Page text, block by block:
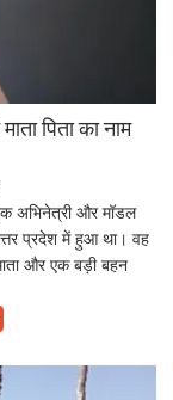
पिता का नाम
on
Mumbai
news:
अभिनेत्री
माता
पिता
एक अभिनेत्री और मॉडल
प्रदेश में हुआ था। वह
और एक बड़ी बहन